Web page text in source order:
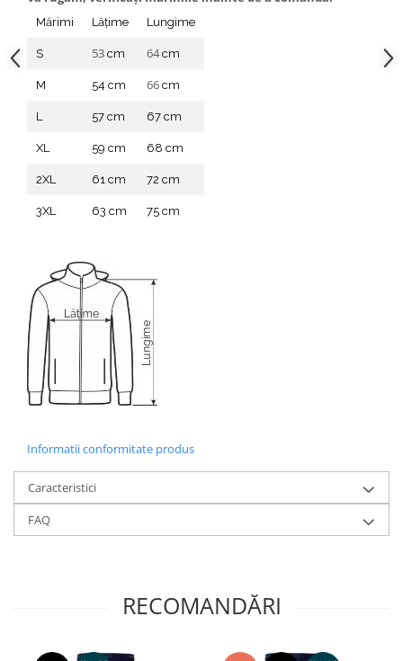
Mărimi Lățime Lungime
S 53 cm 64cm
M 54 cm 66 cm
L 57 cm 67 cm
XL 59 cm 68 cm
2XL 61 cm 72 cm
3XL 63 cm 75 cm
Informatii conformitate produs
Caracteristici
FAQ
RECOMANDĂRI